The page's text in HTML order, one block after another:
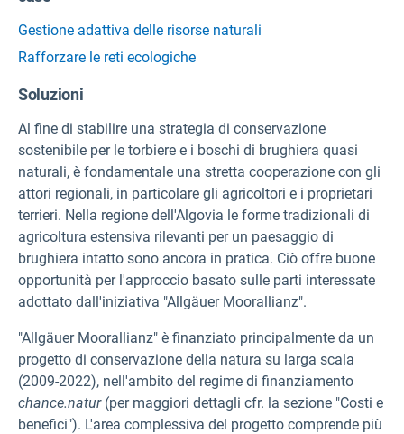
Gestione adattiva delle risorse naturali
Rafforzare le reti ecologiche
Soluzioni
Al fine di stabilire una strategia di conservazione
sostenibile per le torbiere e i boschi di brughiera quasi
naturali, è fondamentale una stretta cooperazione con gli
attori regionali, in particolare gli agricoltori e i proprietari
terrieri. Nella regione dell'Algovia le forme tradizionali di
agricoltura estensiva rilevanti per un paesaggio di
brughiera intatto sono ancora in pratica. Ciò offre buone
opportunità per l'approccio basato sulle parti interessate
adottato dall'iniziativa "Allgäuer Moorallianz".
"Allgäuer Moorallianz" è finanziato principalmente da un
progetto di conservazione della natura su larga scala
(2009-2022), nell'ambito del regime di finanziamento
chance.natur (per maggiori dettagli cfr. la sezione "Costi e
benefici"). L'area complessiva del progetto comprende più